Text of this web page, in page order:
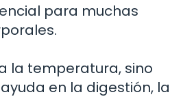
para muchas
la temperatura, sino
en la digestión, la